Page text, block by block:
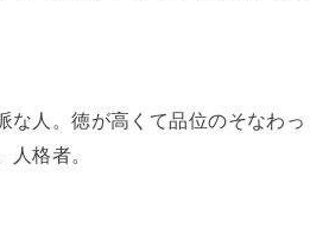
な人。徳が高くて品位のそなわっ
人格者。